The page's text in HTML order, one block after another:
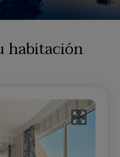
habitación